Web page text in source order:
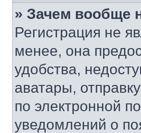
» Зачем вообще
Регистрация не
менее, она
удобства,
аватары,
по электронной
уведомлений о